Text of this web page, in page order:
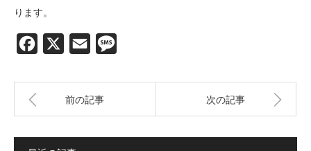
ります。
Facebook Email
前の記事 次の記事